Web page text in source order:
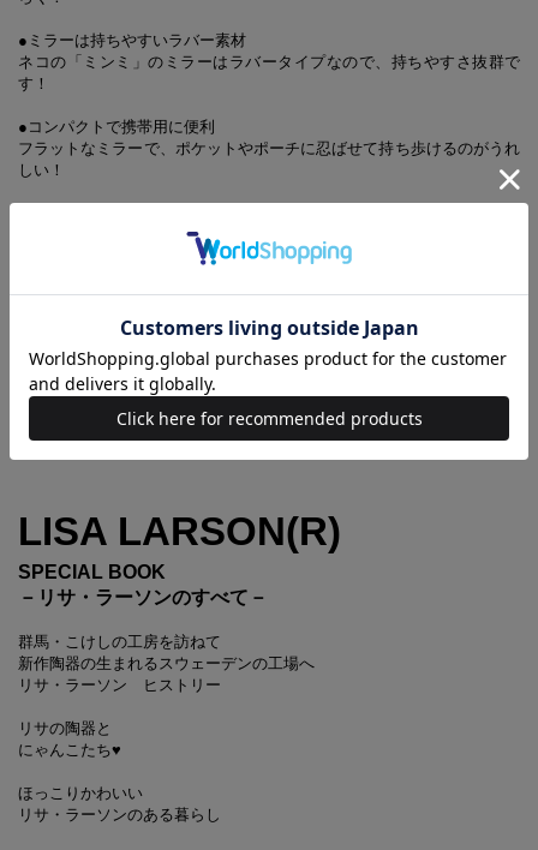
●ミラーは持ちやすいラバー素材
ネコの「ミンミ」のミラーはラバータイプなので、持ちやすさ抜群で
す！
●コンパクトで携帯用に便利
フラットなミラーで、ポケットやポーチに忍ばせて持ち歩けるのがうれ
しい！
思わずのぞき込みたくなるキュートなデザインのミラーはファンならず
とも集めたくなるかわいさ！
ミラー：W8.5×H8.2cm
（ミラー部分：直径4.8cm）
※ポーチとミラー以外は商品に含まれません
LISA LARSON(R)
SPECIAL BOOK
－リサ・ラーソンのすべて－
群馬・こけしの工房を訪ねて
新作陶器の生まれるスウェーデンの工場へ
リサ・ラーソン ヒストリー
リサの陶器と
にゃんこたち♥
ほっこりかわいい
リサ・ラーソンのある暮らし